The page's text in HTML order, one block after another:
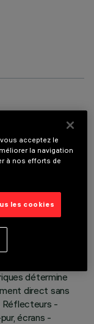
rendu de couleur
Corps de
butée.
une distribution
détermine
direct sans
Réflecteurs -
écrans -
acceptez le
la navigation
à nos efforts de
les cookies